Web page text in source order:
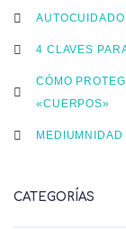
4 CLAVES
CÓMO
«CUERPOS»
CATEGORÍAS